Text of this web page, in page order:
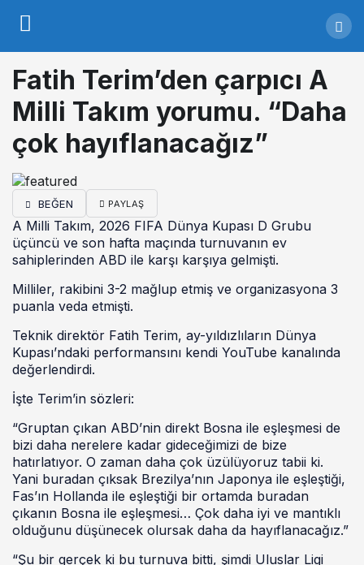
Fatih Terim’den çarpıcı A
Milli Takım yorumu. “Daha
çok hayıflanacağız”
BEĞEN PAYLAŞ
A Milli Takım, 2026 FIFA Dünya Kupası D Grubu
üçüncü ve son hafta maçında turnuvanın ev
sahiplerinden ABD ile karşı karşıya gelmişti.
Milliler, rakibini 3-2 mağlup etmiş ve organizasyona 3
puanla veda etmişti.
Teknik direktör Fatih Terim, ay-yıldızlıların Dünya
Kupası’ndaki performansını kendi YouTube kanalında
değerlendirdi.
İşte Terim’in sözleri:
“Gruptan çıkan ABD’nin direkt Bosna ile eşleşmesi de
bizi daha nerelere kadar gideceğimizi de bize
hatırlatıyor. O zaman daha çok üzülüyoruz tabii ki.
Yani buradan çıksak Brezilya’nın Japonya ile eşleştiği,
Fas’ın Hollanda ile eşleştiği bir ortamda buradan
çıkanın Bosna ile eşleşmesi… Çok daha iyi ve mantıklı
olduğunu düşünecek olursak daha da hayıflanacağız.”
“Şu bir gerçek ki bu turnuva bitti, şimdi Uluslar Ligi